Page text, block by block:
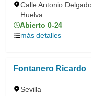
Calle Antonio
Huelva
Abierto 0-24
más detalles
Fontanero Ricardo
Sevilla